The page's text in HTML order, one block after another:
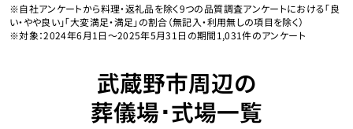
※自社アンケートから料理・返礼品を除く9つの品質調査アンケートにおける「良
い・やや良い」「大変満足・満足」の割合（無記入・利用無しの項目を除く）
※対象：2024年6月1日〜2025年5月31日の期間1,031件のアンケート
武蔵野市周辺の
葬儀場･式場一覧